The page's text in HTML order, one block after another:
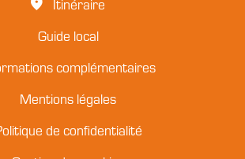
Itinéraire
Guide local
complémentaires
Mentions légales
de confidentialité